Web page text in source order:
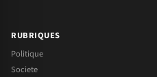
RUBRIQUES
Politique
Societe